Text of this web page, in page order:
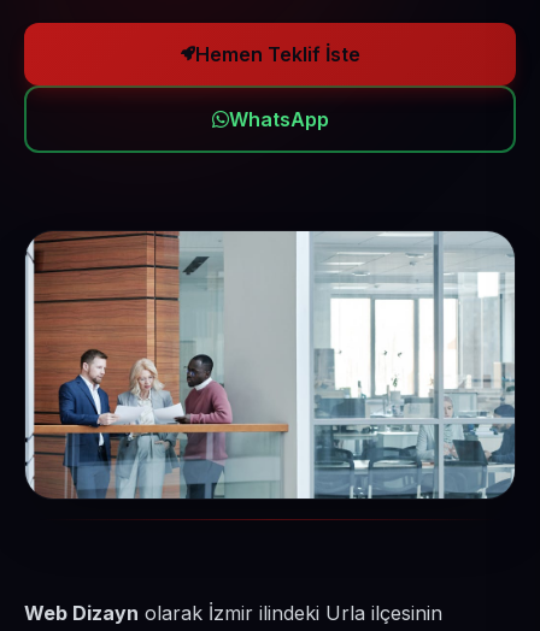
Hemen Teklif İste
WhatsApp
Web Dizayn olarak İzmir ilindeki Urla ilçesinin